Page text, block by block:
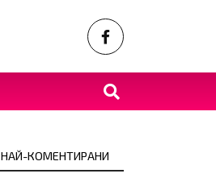
НАЙ-КОМЕНТИРАНИ